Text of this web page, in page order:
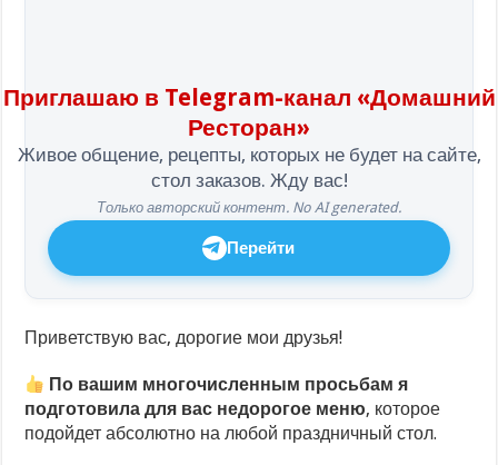
Приглашаю в Telegram-канал «Домашний
Ресторан»
Живое общение, рецепты, которых не будет на сайте,
стол заказов. Жду вас!
Только авторский контент. No AI generated.
Перейти
Приветствую вас, дорогие мои друзья!
По вашим многочисленным просьбам я
подготовила для вас недорогое меню, которое
подойдет абсолютно на любой праздничный стол.